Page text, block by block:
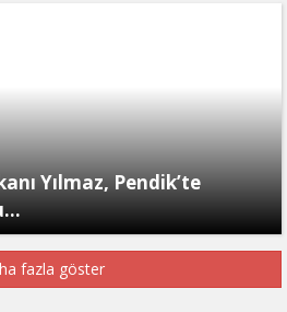
Yılmaz, Pendik’te
fazla göster